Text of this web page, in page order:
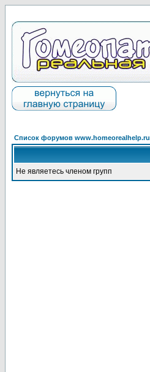
Список форумов www.homeorealhelp.ru
Не являетесь членом групп